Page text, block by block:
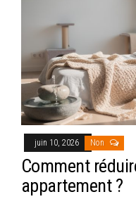
juin 10, 2026 Non
Comment
appartement ?